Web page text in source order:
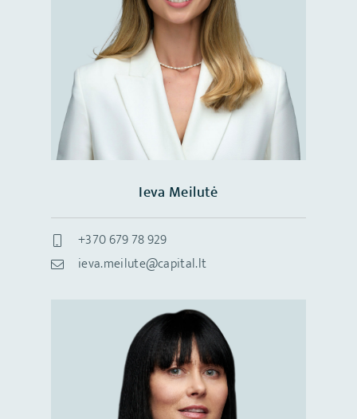
Ieva Meilutė
+370 679 78 929
ieva.meilute@capital.lt